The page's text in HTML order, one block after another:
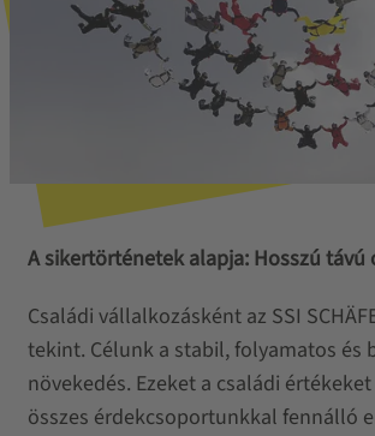
A sikertörténetek alapja: Hosszú távú
Családi vállalkozásként az SSI
tekint. Célunk a stabil, folyamatos és
növekedés. Ezeket a családi
összes érdekcsoportunkkal fennálló